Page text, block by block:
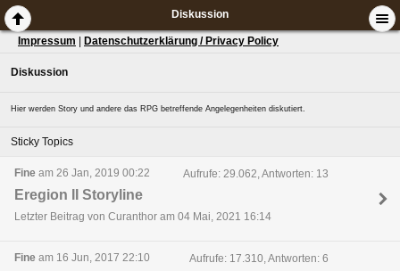
Diskussion
Impressum Datenschutzerklärung / Privacy Policy
Diskussion
Hier werden Story und andere das RPG betreffende Angelegenheiten diskutiert.
Sticky Topics
Fine am 26 Jan, 2019 00:22 Aufrufe: 29.062, Antworten: 13
Eregion II Storyline
Letzter Beitrag von Curanthor am 04 Mai, 2021 16:14
Fine am 16 Jun, 2017 22:10 Aufrufe: 17.310, Antworten: 6